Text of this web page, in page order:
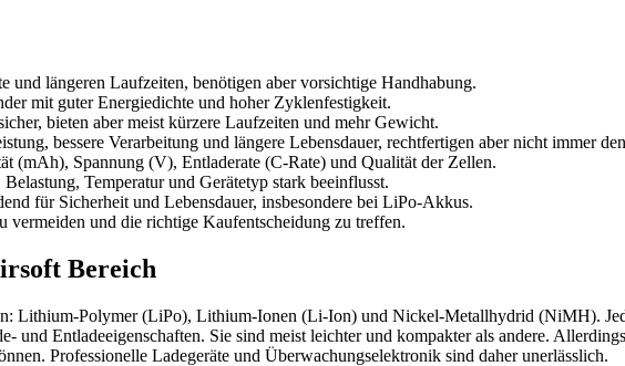
längeren Laufzeiten, benötigen aber vorsichtige Handhabung.
mit guter Energiedichte und hoher Zyklenfestigkeit.
bieten aber meist kürzere Laufzeiten und mehr Gewicht.
bessere Verarbeitung und längere Lebensdauer, rechtfertigen aber nicht immer
(mAh), Spannung (V), Entladerate (C-Rate) und Qualität der Zellen.
Temperatur und Gerätetyp stark beeinflusst.
für Sicherheit und Lebensdauer, insbesondere bei LiPo-Akkus.
vermeiden und die richtige Kaufentscheidung zu treffen.
Bereich
Lithium-Polymer (LiPo), Lithium-Ionen (Li-Ion) und Nickel-Metallhydrid (NiMH).
und Entladeeigenschaften. Sie sind meist leichter und kompakter als andere.
Professionelle Ladegeräte und Überwachungselektronik sind daher unerlässlich.